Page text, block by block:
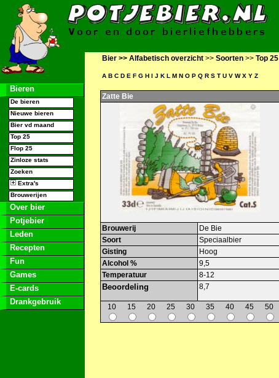
Bieren
De bieren
Nieuwe bieren
Bier vd maand
Top 25
Flop 25
Zinloze stats
Zoeken
Extra's
Brouwerijen
Over bier
Potjebier
Leden
Recepten
Fun
Games
E-cards
Drankgebruik
Bier >> Alfabetisch overzicht >> Soorten >> Top 25
A B C D E F G H I J K L M N O P Q R S T U V W X Y Z
Zatte Bie
Brouwerij
De Bie
Soort
Speciaalbier
Gisting
Hoog
Alcohol %
9,5
Temperatuur
8-12
Beoordeling 8,7
10 15 20 25 30 35 40 45 50